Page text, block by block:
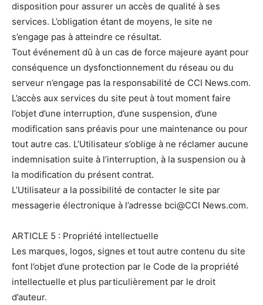
disposition pour assurer un accès de qualité à ses
services. L’obligation étant de moyens, le site ne
s’engage pas à atteindre ce résultat.
Tout événement dû à un cas de force majeure ayant pour
conséquence un dysfonctionnement du réseau ou du
serveur n’engage pas la responsabilité de CCI News.com.
L’accès aux services du site peut à tout moment faire
l’objet d’une interruption, d’une suspension, d’une
modification sans préavis pour une maintenance ou pour
tout autre cas. L’Utilisateur s’oblige à ne réclamer aucune
indemnisation suite à l’interruption, à la suspension ou à
la modification du présent contrat.
L’Utilisateur a la possibilité de contacter le site par
messagerie électronique à l’adresse bci@CCI News.com.
ARTICLE 5 : Propriété intellectuelle
Les marques, logos, signes et tout autre contenu du site
font l’objet d’une protection par le Code de la propriété
intellectuelle et plus particulièrement par le droit
d’auteur.